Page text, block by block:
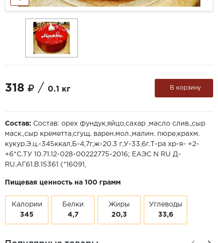
318 / 0.1 кг В корзину
Состав: Состав: орех фундук,яйцо,сахар ,масло слив.,сыр
маск.,сыр креметта,сгущ. варен.мол.,малин. пюре,крахм.
кукур.Э.ц.-345ккал,Б-4,7г,ж-20.3 г,У-33,6г.Т-ра хр-я- +2-
+6*С.ТУ 10.71.12-028-00222775-2016; EAЭС N RU Д-
RU.АГ61.В.15361 (*16091,
Пищевая ценность на 100 грамм
Калории
345
Белки
4,7
Жиры
20,3
Углеводы
33,6